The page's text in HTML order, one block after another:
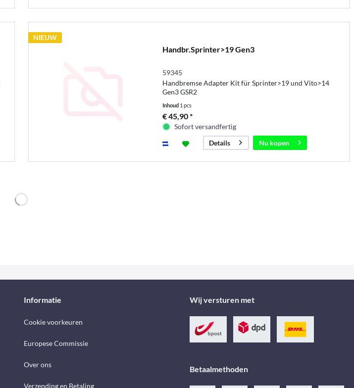
NIEUW
Handbr.Sprinter>19 Gen3
59345
Handbremse Adapter Kit für Sprinter>19 und Vito>14
Gen3 GSR2
Inhoud 1 pcs
€ 45,90 *
Sofort versandfertig
Details
Nu kopen
Informatie
Cookie voorkeuren
Europese Commissie
Over ons
Verzending en Betaling
Wij versturen met
Betaalmethoden